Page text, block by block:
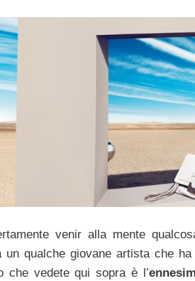
venir alla mente
un qualche giovane artista che
che vedete qui sopra è l’